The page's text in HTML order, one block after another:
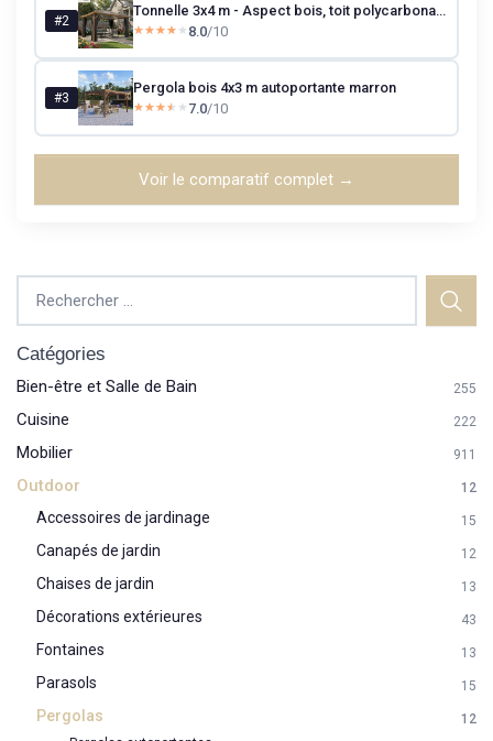
#2
Tonnelle 3x4 m - Aspect bois, toit polycarbonate UV50+
★★★★★
★★★★★ 8.0/10
#3
Pergola bois 4x3 m autoportante marron
★★★★★
★★★★★ 7.0/10
Voir le comparatif complet →
Catégories
Bien-être et Salle de Bain 255
Cuisine 222
Mobilier 911
Outdoor 12
Accessoires de jardinage 15
Canapés de jardin 12
Chaises de jardin 13
Décorations extérieures 43
Fontaines 13
Parasols 15
Pergolas
12